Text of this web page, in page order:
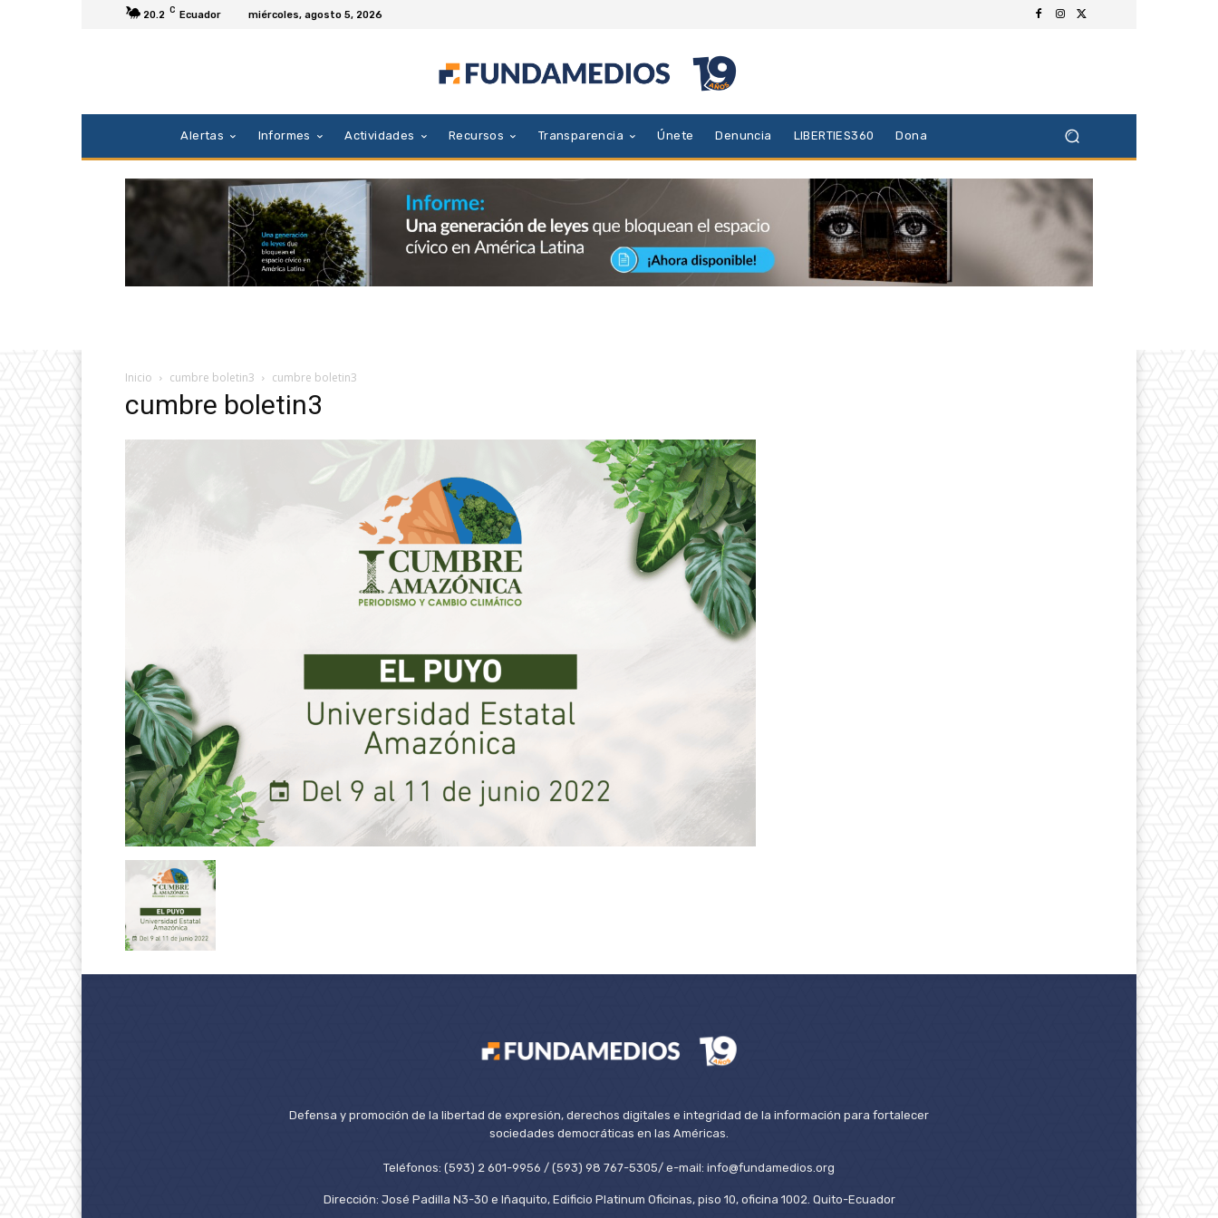
20.2 C Ecuador miércoles, agosto 5, 2026
Alertas Informes Actividades Recursos Transparencia Únete Denuncia LIBERTIES360 Dona
Inicio cumbre boletin3 cumbre boletin3
cumbre boletin3
Defensa y promoción de la libertad de expresión, derechos digitales e integridad de la información para fortalecer
sociedades democráticas en las Américas.
Teléfonos: (593) 2 601-9956 / (593) 98 767-5305/ e-mail: info@fundamedios.org
Dirección: José Padilla N3-30 e Iñaquito, Edificio Platinum Oficinas, piso 10, oficina 1002. Quito-Ecuador